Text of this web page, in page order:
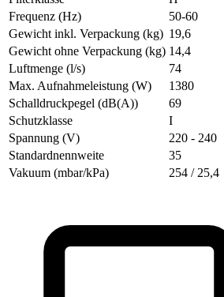
Frequenz (Hz)
50-60
Gewicht inkl. Verpackung (kg) 19,6
Gewicht ohne Verpackung (kg) 14,4
Luftmenge (l/s)
74
Max. Aufnahmeleistung (W)
1380
Schalldruckpegel (dB(A))
69
Schutzklasse
I
Spannung (V)
220 - 240
Standardnennweite
35
Vakuum (mbar/kPa)
254 / 25,4